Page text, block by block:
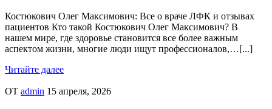
Костюкович Олег Максимович: Все о враче ЛФК и отзывах
пациентов Кто такой Костюкович Олег Максимович? В
нашем мире, где здоровье становится все более важным
аспектом жизни, многие люди ищут профессионалов,…[...]
Читайте далее
ОТ admin 15 апреля, 2026